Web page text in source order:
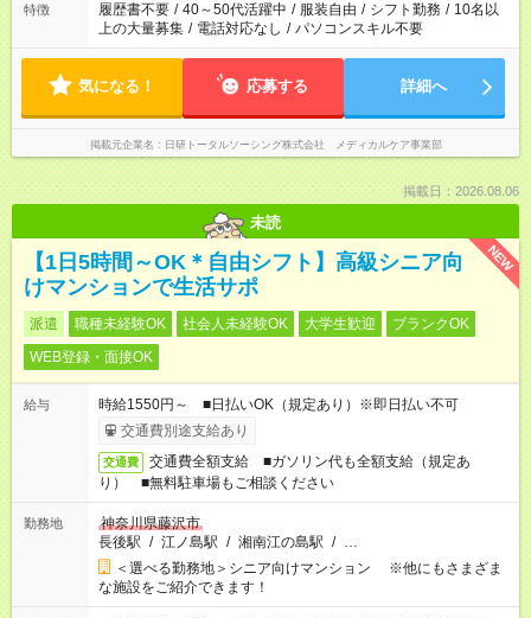
特徴 履歴書不要 / 40～50代活躍中 / 服装自由 / シフト勤務 / 10名以
上の大量募集 / 電話対応なし / パソコンスキル不要
気になる！ 応募する 詳細へ
掲載元企業名 日研トータルソーシング株式会社 メディカルケア事業部
掲載日：2026.08.06
未読
NEW
【1日5時間～OK＊自由シフト】高級シニア向
けマンションで生活サポ
派遣 職種未経験OK 社会人未経験OK 大学生歓迎
ブランクOK
WEB登録・面接OK
給与
時給1550円～ ■日払いOK（規定あり）※即日払い不可
交通費別途支給あり
交通費
交通費全額支給 ■ガソリン代も全額支給（規定あ
り） ■無料駐車場もご相談ください
勤務地
神奈川県藤沢市
長後駅 / 江ノ島駅 / 湘南江の島駅 / …
＜選べる勤務地＞シニア向けマンション ※他にもさまざま
な施設をご紹介できます！